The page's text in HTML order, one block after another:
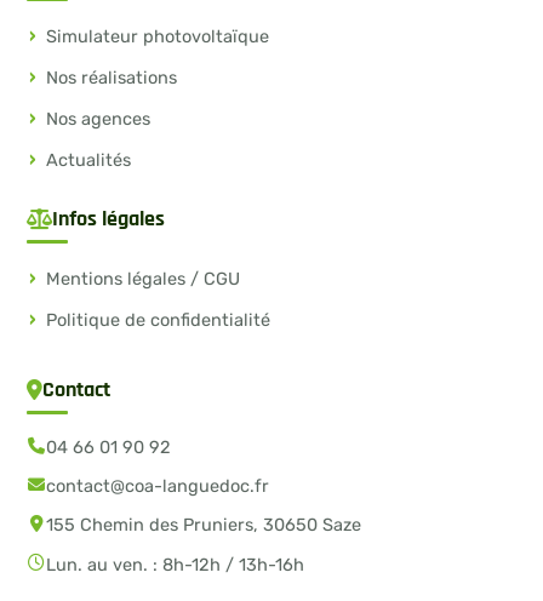
Simulateur photovoltaïque
Nos réalisations
Nos agences
Actualités
Infos légales
Mentions légales / CGU
Politique de confidentialité
Contact
04 66 01 90 92
contact@coa-languedoc.fr
155 Chemin des Pruniers, 30650 Saze
Lun. au ven. : 8h-12h / 13h-16h